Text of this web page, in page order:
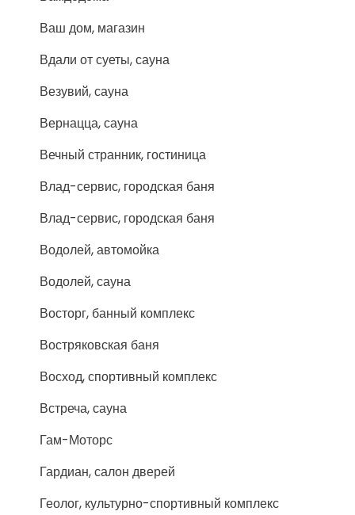
Ваш дом, магазин
Вдали от суеты, сауна
Везувий, сауна
Вернацца, сауна
Вечный странник, гостиница
Влад-сервис, городская баня
Влад-сервис, городская баня
Водолей, автомойка
Водолей, сауна
Восторг, банный комплекс
Востряковская баня
Восход, спортивный комплекс
Встреча, сауна
Гам-Моторс
Гардиан, салон дверей
Геолог, культурно-спортивный комплекс